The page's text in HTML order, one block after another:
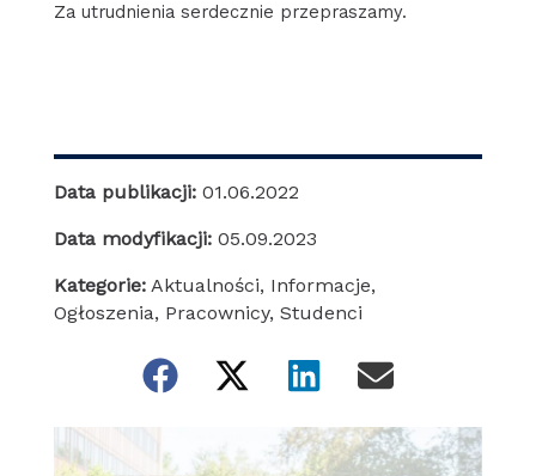
Za utrudnienia serdecznie przepraszamy.
Data publikacji: 01.06.2022
Data modyfikacji: 05.09.2023
Kategorie: Aktualności, Informacje,
Ogłoszenia, Pracownicy, Studenci